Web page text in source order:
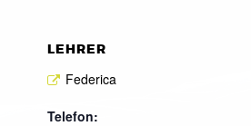
LEHRER
Federica
Telefon: